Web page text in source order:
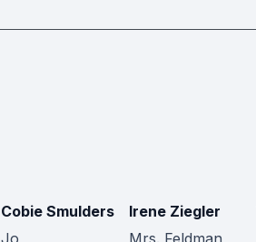
Cobie Smulders
Jo
Irene Ziegler
Mrs. Feldman